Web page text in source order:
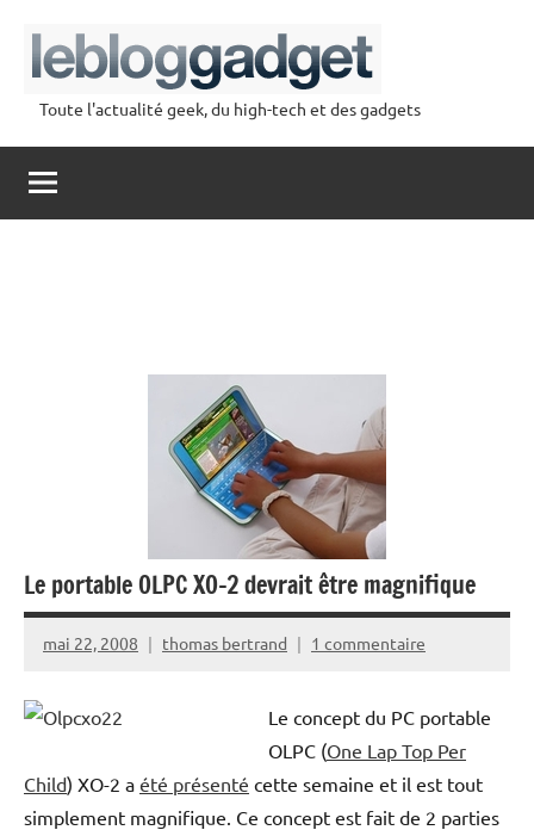
contenu
lebloggadget
Toute l'actualité geek, du high-tech et des gadgets
Le portable OLPC XO-2 devrait être magnifique
mai 22, 2008 thomas bertrand 1 commentaire
Le concept du PC portable
OLPC (One Lap Top Per
Child) XO-2 a été présenté cette semaine et il est tout
simplement magnifique. Ce concept est fait de 2 parties